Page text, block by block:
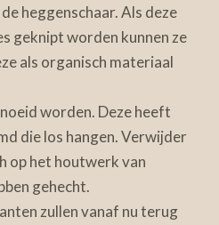
heggenschaar. Als deze
geknipt worden kunnen ze
als organisch materiaal
worden. Deze heeft
die los hangen. Verwijder
op het houtwerk van
gehecht.
zullen vanaf nu terug